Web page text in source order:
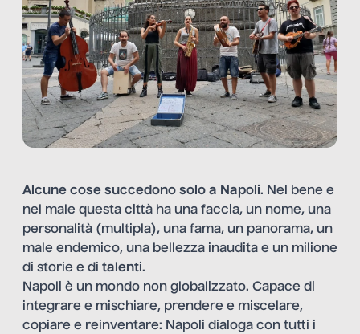
Alcune cose succedono solo a Napoli. Nel bene e
nel male questa città ha una faccia, un nome, una
personalità (multipla), una fama, un panorama, un
male endemico, una bellezza inaudita e un milione
di storie e di talenti.
Napoli è un mondo non globalizzato. Capace di
integrare e mischiare, prendere e miscelare,
copiare e reinventare: Napoli dialoga con tutti i